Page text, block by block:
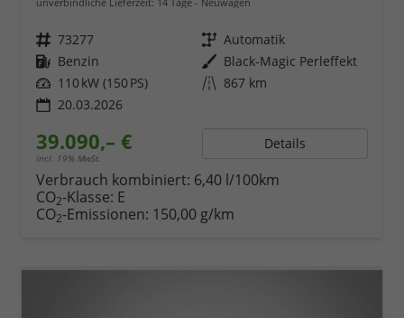
Fahrzeugnr. 73277 Getriebe Automatik
Kraftstoff Benzin Außenfarbe Black-Magic Perleffekt
Leistung 110 kW (150 PS) Kilometerstand 867 km
20.03.2026
39.090,– €
incl. 19% MwSt.
Details
Verbrauch kombiniert: 6,40 l/100km
CO2-Klasse: E
CO2-Emissionen: 150,00 g/km